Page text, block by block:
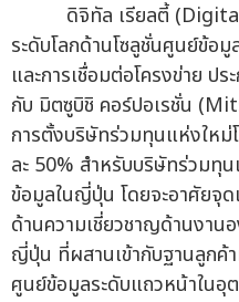
ดิจิทัล เรียลตี้ (Digital
ระดับโลกด้านโซลูชั่นศูนย์ข้อมู
และการเชื่อมต่อโครงข่าย ป
กับ มิตซูบิชิ คอร์ปอเรชั่น
การตั้งบริษัทร่วมทุนแห่งให
ละ 50% สำหรับบริษัทร่วมทุ
ข้อมูลในญี่ปุ่น โดยจะอาศัยจุ
ด้านความเชี่ยวชาญด้านงาน
ญี่ปุ่น ที่ผสานเข้ากับฐานลูกค้า
ศูนย์ข้อมูลระดับแถวหน้าในอุ